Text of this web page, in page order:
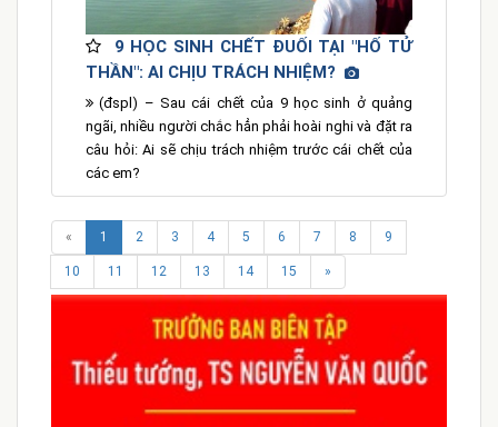
9 HỌC SINH CHẾT ĐUỐI TẠI "HỐ TỬ
THẦN": AI CHỊU TRÁCH NHIỆM?
(đspl) – Sau cái chết của 9 học sinh ở quảng
ngãi, nhiều người chắc hẳn phải hoài nghi và đặt ra
câu hỏi: Ai sẽ chịu trách nhiệm trước cái chết của
các em?
« 1 2 3 4 5 6 7 8 9
10 11 12 13 14 15 »